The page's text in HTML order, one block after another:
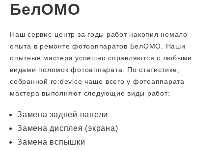
БелОМО
Наш сервис-центр за годы работ накопил немало
опыта в ремонте фотоаппаратов БелОМО. Наши
опытные мастера успешно справляются с любыми
видами поломок фотоаппарата. По статистике,
собранной re:device чаще всего у фотоаппарата
мастера выполняют следующие виды работ:
Замена задней панели
Замена дисплея (экрана)
Замена вспышки